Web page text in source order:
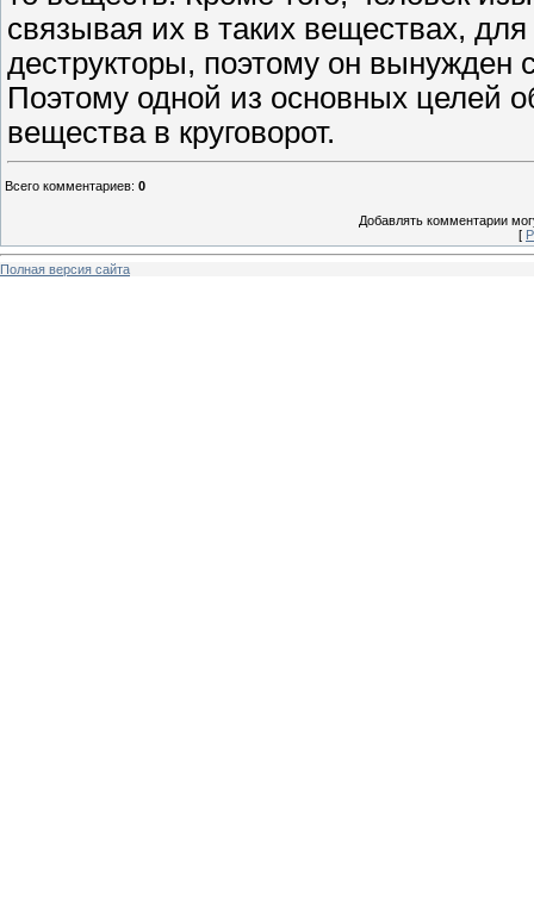
связывая их в таких веществах,
деструкторы, поэтому он вынужден
Поэтому одной из основных целей
вещества в круговорот.
Всего комментариев: 0
Добавлять комментарии
[
Полная версия сайта